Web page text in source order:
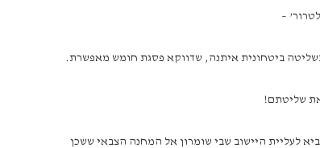
–
ביטחונית איתנה, שדווקא פסגת חומש מאפשרת.
שליטתם!
הרכבת בסבסטיה, כדי להביא לעליית היישוב שבי שומרון אל המחנה הצבאי ששכן